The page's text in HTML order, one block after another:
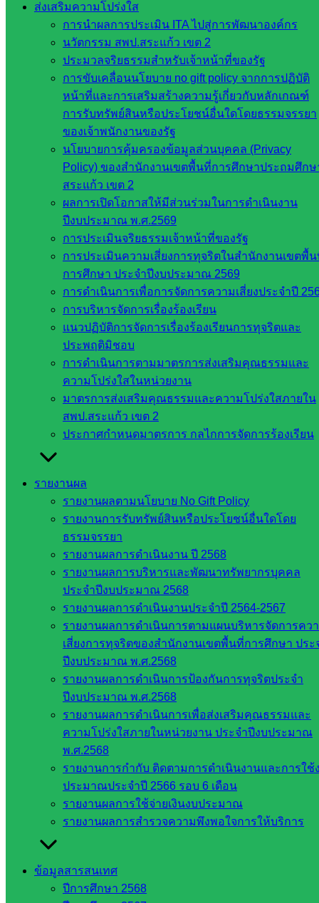
ส่งเสริมความโปร่งใส
การนำผลการประเมิน ITA ไปสู่การพัฒนาองค์กร
นวัตกรรม สพป.สระแก้ว เขต 2
ประมวลจริยธรรมสำหรับเจ้าหน้าที่ของรัฐ
การขับเคลื่อนนโยบาย no gift policy จากการปฏิบัติ
หน้าที่และการเสริมสร้างความรู้เกี่ยวกับหลักเกณฑ์
การรับทรัพย์สินหรือประโยชน์อื่นใดโดยธรรมจรรยา
ของเจ้าพนักงานของรัฐ
นโยบายการคุ้มครองข้อมูลส่วนบุคคล (Privacy
Policy) ของสำนักงานเขตพื้นที่การศึกษาประถมศึกษ
สระแก้ว เขต 2
ผลการเปิดโอกาสให้มีส่วนร่วมในการดำเนินงาน
ปีงบประมาณ พ.ศ.2569
การประเมินจริยธรรมเจ้าหน้าที่ของรัฐ
การประเมินความเสี่ยงการทุจริตในสำนักงานเขตพื้
การศึกษา ประจำปีงบประมาณ 2569
การดำเนินการเพื่อการจัดการความเสี่ยงประจำปี
การบริหารจัดการเรื่องร้องเรียน
แนวปฏิบัติการจัดการเรื่องร้องเรียนการทุจริตและ
ประพฤติมิชอบ
การดำเนินการตามมาตรการส่งเสริมคุณธรรมและ
ความโปร่งใสในหน่วยงาน
มาตรการส่งเสริมคุณธรรมและความโปร่งใสภายใน
สพป.สระแก้ว เขต 2
ประกาศกำหนดมาตรการ กลไกการจัดการร้องเรียน
รายงานผล
รายงานผลตามนโยบาย No Gift Policy
รายงานการรับทรัพย์สินหรือประโยชน์อื่นใดโดย
ธรรมจรรยา
รายงานผลการดำเนินงาน ปี 2568
รายงานผลการบริหารและพัฒนาทรัพยากรบุคคล
ประจำปีงบประมาณ 2568
รายงานผลการดำเนินงานประจำปี 2564-2567
รายงานผลการดำเนินการตามแผนบริหารจัดการคว
เสี่ยงการทุจริตของสำนักงานเขตพื้นที่การศึกษา ประ
ปีงบประมาณ พ.ศ.2568
รายงานผลการดำเนินการป้องกันการทุจริตประจำ
ปีงบประมาณ พ.ศ.2568
รายงานผลการดำเนินการเพื่อส่งเสริมคุณธรรมและ
ความโปร่งใสภายในหน่วยงาน ประจำปีงบประมาณ
พ.ศ.2568
รายงานการกำกับ ติดตามการดำเนินงานและการใช้
ประมาณประจำปี 2566 รอบ 6 เดือน
รายงานผลการใช้จ่ายเงินงบประมาณ
รายงานผลการสำรวจความพึงพอใจการให้บริการ
ข้อมูลสารสนเทศ
ปีการศึกษา 2568
เว็บไซต์
สพม. ใน
สังกัด
สพฐ.
เว็บไซต์
สพป. ใน
กรมบัญชี
สำนักงาน
ส.ก.ส.ค
หน่วยงาน
ในจังหวัด
สระแก้ว
จังหวัด
สระแก้ว
องค์การ
บริหาร
ส่วน
จังหวัด
สระแก้ว
ศึกษาธิการ
สพป.สระแก้ว
ในสังกัด
สพป.สระแก้ว
สระแก้ว
วิทยาลัย
เทคนิค